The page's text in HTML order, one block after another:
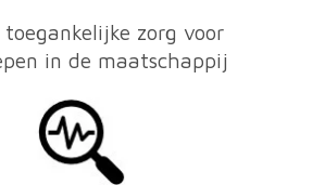
zorg voor
in de maatschappij